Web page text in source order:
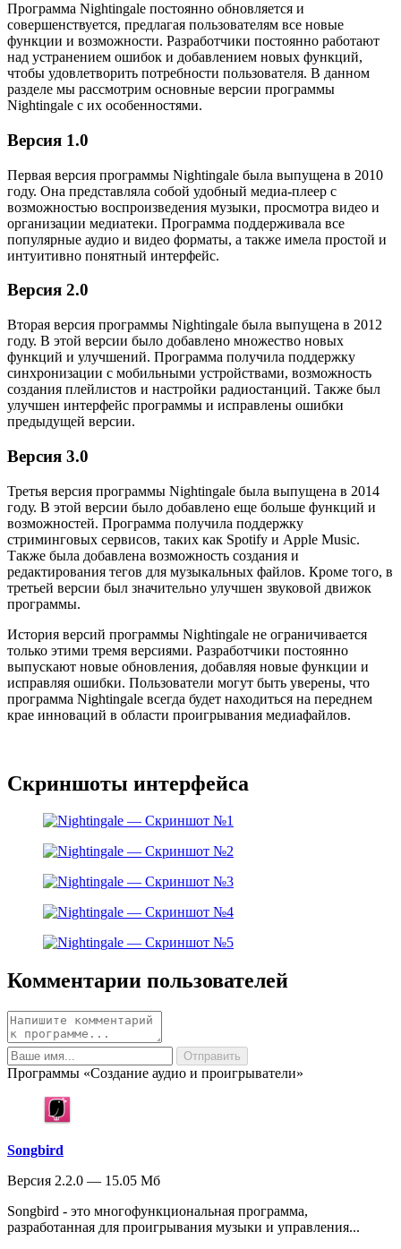
Программа Nightingale постоянно обновляется и
совершенствуется, предлагая пользователям все новые
функции и возможности. Разработчики постоянно работают
над устранением ошибок и добавлением новых функций,
чтобы удовлетворить потребности пользователя. В данном
разделе мы рассмотрим основные версии программы
Nightingale с их особенностями.
Версия 1.0
Первая версия программы Nightingale была выпущена в 2010
году. Она представляла собой удобный медиа-плеер с
возможностью воспроизведения музыки, просмотра видео и
организации медиатеки. Программа поддерживала все
популярные аудио и видео форматы, а также имела простой и
интуитивно понятный интерфейс.
Версия 2.0
Вторая версия программы Nightingale была выпущена в 2012
году. В этой версии было добавлено множество новых
функций и улучшений. Программа получила поддержку
синхронизации с мобильными устройствами, возможность
создания плейлистов и настройки радиостанций. Также был
улучшен интерфейс программы и исправлены ошибки
предыдущей версии.
Версия 3.0
Третья версия программы Nightingale была выпущена в 2014
году. В этой версии было добавлено еще больше функций и
возможностей. Программа получила поддержку
стриминговых сервисов, таких как Spotify и Apple Music.
Также была добавлена возможность создания и
редактирования тегов для музыкальных файлов. Кроме того, в
третьей версии был значительно улучшен звуковой движок
программы.
История версий программы Nightingale не ограничивается
только этими тремя версиями. Разработчики постоянно
выпускают новые обновления, добавляя новые функции и
исправляя ошибки. Пользователи могут быть уверены, что
программа Nightingale всегда будет находиться на переднем
крае инноваций в области проигрывания медиафайлов.
Скриншоты интерфейса
Комментарии пользователей
Программы «Создание аудио и проигрыватели»
Songbird
Версия 2.2.0 — 15.05 Мб
Songbird - это многофункциональная программа,
разработанная для проигрывания музыки и управления...